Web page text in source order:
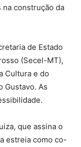
construção da
de Estado
(Secel-MT),
Cultura e do
Gustavo. As
que assina o
estreia como co-